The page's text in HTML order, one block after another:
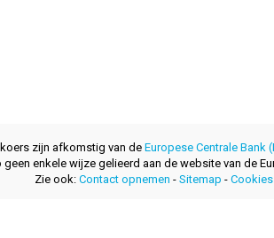
zijn afkomstig van de Europese Centrale Bank
geen enkele wijze gelieerd aan de website van de
Zie ook: Contact opnemen - Sitemap - Cookies